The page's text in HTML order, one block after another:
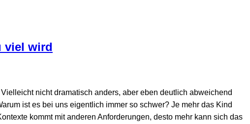
viel wird
nicht dramatisch anders, aber eben deutlich abweichend
ist es bei uns eigentlich immer so schwer? Je mehr das Kind
kommt mit anderen Anforderungen, desto mehr kann sich das